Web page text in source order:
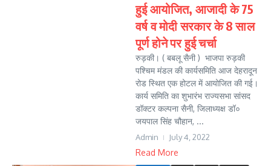
हुई आयोजित, आजादी के 75
वर्ष व मोदी सरकार के 8 साल
पूर्ण होने पर हुई चर्चा
रुड़की। ( बबलू सैनी ) भाजपा रुड़की
पश्चिम मंडल की कार्यसमिति आज देहरादून
रोड स्थित एक होटल में आयोजित की गई।
कार्य समिति का शुभारंभ राज्यसभा सांसद
डॉक्टर कल्पना सैनी, जिलाध्यक्ष डॉ०
जयपाल सिंह चौहान, ...
Admin July 4, 2022
Read More